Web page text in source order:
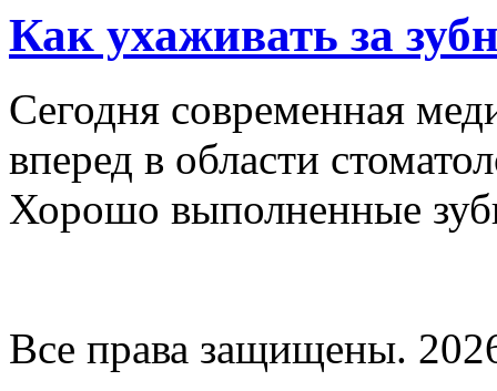
Как ухаживать за
Сегодня современная
вперед в области
Хорошо выполненные
Все права защищены.